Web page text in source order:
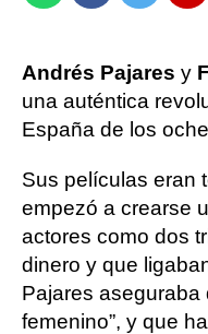
Andrés Pajares y
una auténtica
España de los
Sus películas eran
empezó a crearse
actores como dos
dinero y que
Pajares aseguraba
femenino”, y que